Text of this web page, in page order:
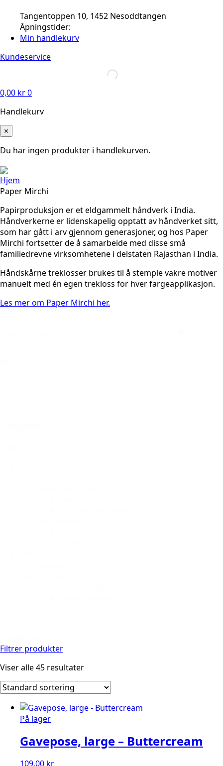
Tangentoppen 10, 1452 Nesoddtangen
Åpningstider:
Min handlekurv
Kundeservice
0,00 kr0
Handlekurv
×
Du har ingen produkter i handlekurven.
Hjem
Paper Mirchi
Papirproduksjon er et eldgammelt håndverk i India.
Håndverkerne er lidenskapelig opptatt av håndverket sitt,
som har gått i arv gjennom generasjoner, og hos Paper
Mirchi fortsetter de å samarbeide med disse små
familiedrevne virksomhetene i delstaten Rajasthan i India.
Håndskårne treklosser brukes til å stemple vakre motiver
manuelt med én egen trekloss for hver fargeapplikasjon.
Les mer om Paper Mirchi her.
Filtrer produkter
Viser alle 45 resultater
På lager
Gavepose, large – Buttercream
109,00 kr